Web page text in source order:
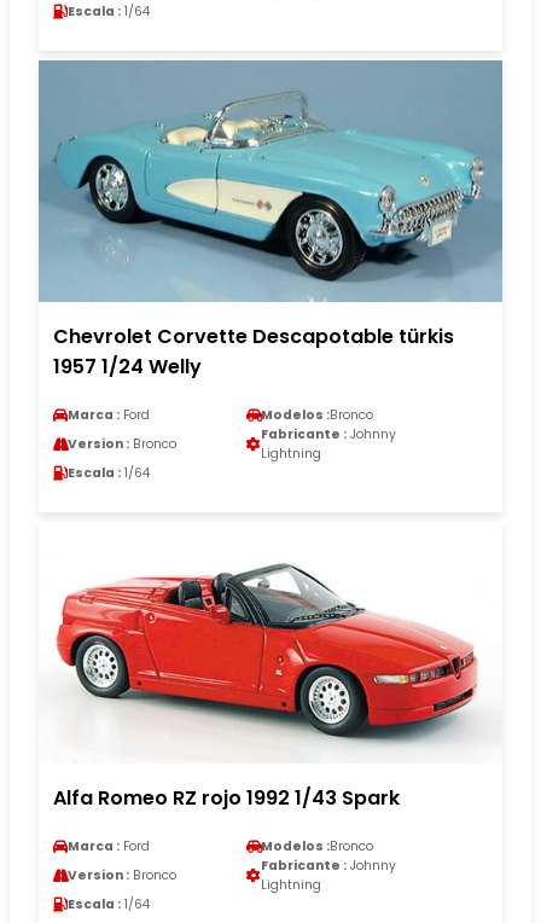
Escala : 1/64
Chevrolet Corvette Descapotable türkis
1957 1/24 Welly
Marca : Ford Modelos :Bronco
Version : Bronco
Fabricante : Johnny
Lightning
Escala : 1/64
Alfa Romeo RZ rojo 1992 1/43 Spark
Marca : Ford Modelos :Bronco
Version : Bronco
Fabricante : Johnny
Lightning
Escala : 1/64